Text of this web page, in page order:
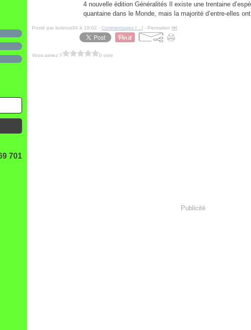
701
4 nouvelle édition Généralités Il existe une trentaine
quantaine dans le Monde, mais la majorité d’entre-elles
Posté par boletus34 à 19:02 - Commentaires [ ] - Permalien [#]
Vous aimez ? 0 vote
Publicité